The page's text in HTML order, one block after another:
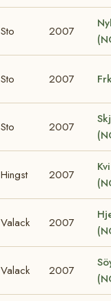
Sto 2007
Sto 2007
Sto 2007
Hingst 2007
Valack 2007
Valack 2007